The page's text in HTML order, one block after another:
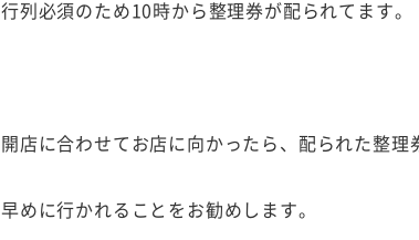
行列必須のため10時から整理券が配られてます。
開店に合わせてお店に向かったら、配られた整理
早めに行かれることをお勧めします。